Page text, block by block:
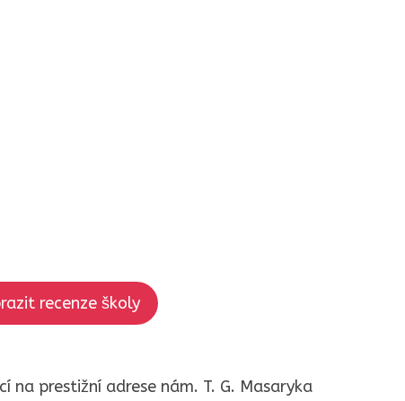
recenze školy
na prestižní adrese nám. T. G. Masaryka